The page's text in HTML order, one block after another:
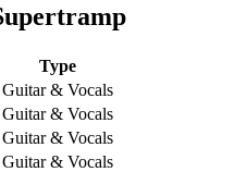
Type
Guitar & Vocals
Guitar & Vocals
Guitar & Vocals
Guitar & Vocals